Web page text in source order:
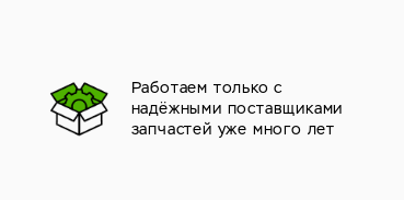
Работаем только с
надёжными поставщиками
запчастей уже много лет